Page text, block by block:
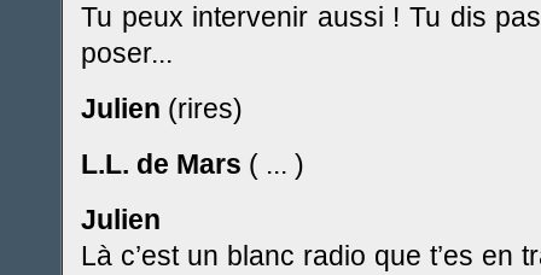
Tu peux intervenir aussi ! Tu dis
poser...
Julien (rires)
L.L. de Mars ( ... )
Julien
Là c’est un blanc radio que t’es en